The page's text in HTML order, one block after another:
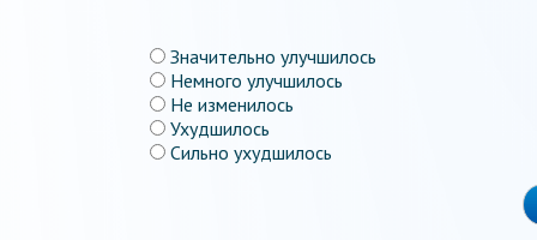
Значительно улучшилось
Немного улучшилось
Не изменилось
Ухудшилось
Сильно ухудшилось